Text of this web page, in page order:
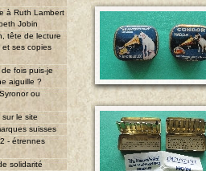
à Ruth Lambert
Jobin
tête de lecture
et ses copies
fois puis-je
aiguille ?
ou
le site
suisses
- étrennes
solidarité